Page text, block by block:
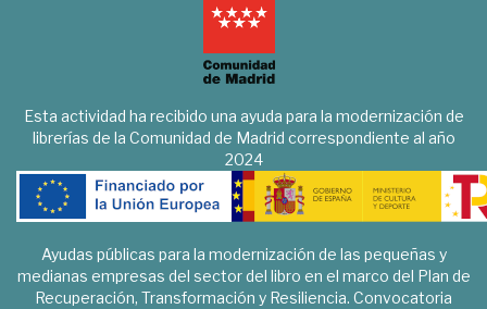
Esta actividad ha recibido una ayuda para la modernización de
librerías de la Comunidad de Madrid correspondiente al año
2024
Ayudas públicas para la modernización de las pequeñas y
medianas empresas del sector del libro en el marco del Plan de
Recuperación, Transformación y Resiliencia. Convocatoria